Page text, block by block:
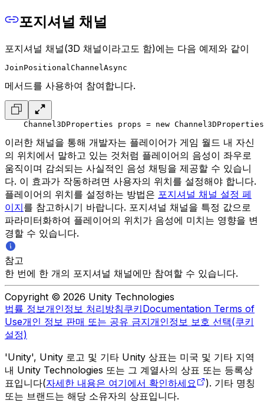
포지셔널 채널
포지셔널 채널(3D 채널이라고도 함)에는 다음 예제와 같이
JoinPositionalChannelAsync
메서드를 사용하여 참여합니다.
Channel3DProperties props = new
이러한 채널을 통해 개발자는 플레이어가 게임 월드 내 자신
의 위치에서 말하고 있는 것처럼 플레이어의 음성이 좌우로
움직이며 감쇠되는 사실적인 음성 채팅을 제공할 수 있습니
다. 이 효과가 작동하려면 사용자의 위치를 설정해야 합니다.
플레이어의 위치를 설정하는 방법은 포지셔널 채널 설정 페
이지를 참고하시기 바랍니다. 포지셔널 채널을 특정 값으로
파라미터화하여 플레이어의 위치가 음성에 미치는 영향을 변
경할 수 있습니다.
참고
한 번에 한 개의 포지셔널 채널에만 참여할 수 있습니다.
Copyright © 2026 Unity Technologies
법률 정보개인정보 처리방침쿠키Documentation Terms of
Use개인 정보 판매 또는 공유 금지개인정보 보호 선택(쿠키
설정)
'Unity', Unity 로고 및 기타 Unity 상표는 미국 및 기타 지역
내 Unity Technologies 또는 그 계열사의 상표 또는 등록상
표입니다(자세한 내용은 여기에서 확인하세요
). 기타 명칭
또는 브랜드는 해당 소유자의 상표입니다.